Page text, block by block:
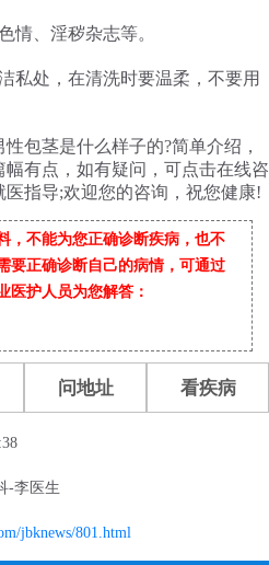
情、淫秽杂志等。
私处，在清洗时要温柔，不要用
性包茎是什么样子的?简单介绍，
有点，如有疑问，可点击在线咨
指导;欢迎您的咨询，祝您健康!
，不能为您正确诊断疾病，也不
要正确诊断自己的病情，可通过
医护人员为您解答：
问地址 看疾病
-李医生
jbknews/801.html